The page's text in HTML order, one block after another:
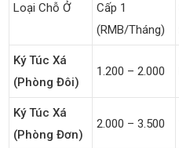
Loại Chỗ Ở
Cấp 1
(RMB/tháng)
Ký Túc Xá
(phòng Đôi)
1.200 – 2.000
Ký Túc Xá
(phòng Đơn)
2.000 – 3.500